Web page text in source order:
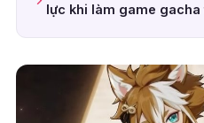
lực khi làm game